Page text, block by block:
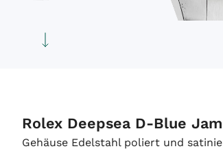
Verkauft
Rolex Deepsea D-Blue
Gehäuse Edelstahl poliert und